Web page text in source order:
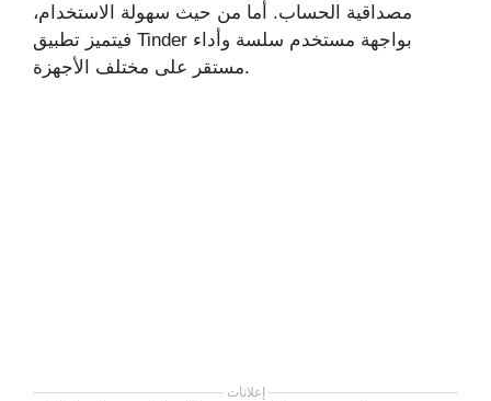
مصداقية الحساب. أما من حيث سهولة الاستخدام،
فيتميز تطبيق Tinder بواجهة مستخدم سلسة وأداء
مستقر على مختلف الأجهزة.
إعلانات